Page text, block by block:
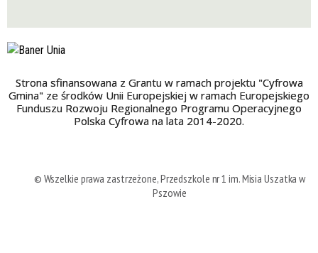
Strona sfinansowana z Grantu w ramach projektu "Cyfrowa
Gmina" ze środków Unii Europejskiej w ramach Europejskiego
Funduszu Rozwoju Regionalnego Programu Operacyjnego
Polska Cyfrowa na lata 2014-2020.
© Wszelkie prawa zastrzeżone, Przedszkole nr 1 im. Misia Uszatka w
Pszowie